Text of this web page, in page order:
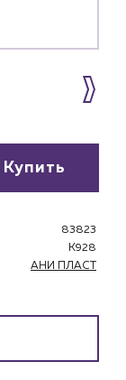
Купить
83823
K928
АНИ ПЛАСТ